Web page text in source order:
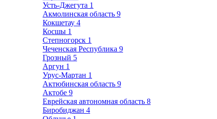
Усть-Джегута 1
Акмолинская область 9
Кокшетау 4
Косшы 1
Степногорск 1
Чеченская Республика 9
Грозный 5
Аргун 1
Урус-Мартан 1
Актюбинская область 9
Актобе 9
Еврейская автономная область 8
Биробиджан 4